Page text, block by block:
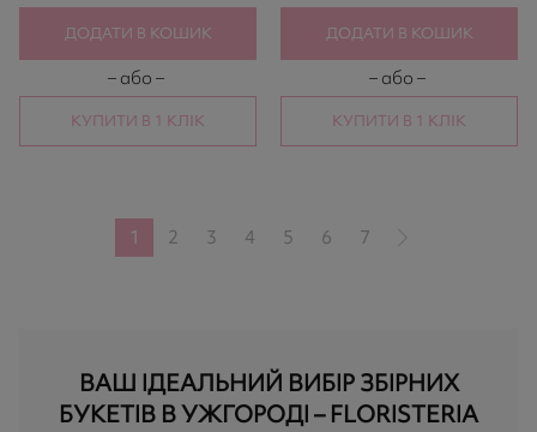
– або –
КУПИТИ В 1 КЛІК
ДОДАТИ В КОШИК
– або –
КУПИТИ В 1 КЛІК
ДОДАТИ В КОШИК
1 2 3 4 5 6 7
ВАШ ІДЕАЛЬНИЙ ВИБІР ЗБІРНИХ
БУКЕТІВ В УЖГОРОДІ – FLORISTERIA